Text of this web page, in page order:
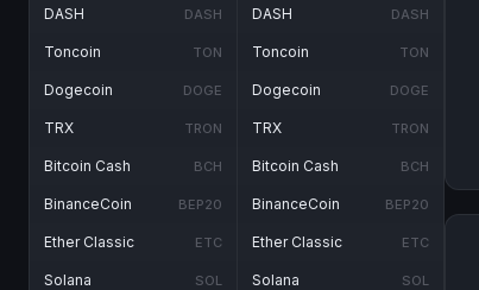
DASH DASH
Toncoin TON
Dogecoin DOGE
TRX TRON
Bitcoin Cash BCH
BinanceCoin BEP20
Ether Classic ETC
Solana SOL
DASH DASH
Toncoin TON
Dogecoin DOGE
TRX TRON
Bitcoin Cash BCH
BinanceCoin BEP20
Ether Classic ETC
Solana SOL